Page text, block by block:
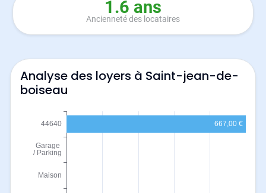
1.6 ans
Ancienneté des locataires
Analyse des loyers à Saint-jean-de-
boiseau